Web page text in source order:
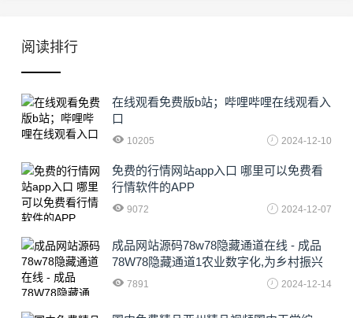
阅读排行
在线观看免费版b站；哔哩哔哩在线观看入
口
10205 2024-12-10
免费的行情网站app入口 哪里可以免费看
行情软件的APP
9072 2024-12-07
成品网站源码78w78隐藏通道在线 - 成品
78W78隐藏通道1农业数字化,为乡村振兴
注入新动力
7891 2024-12-14